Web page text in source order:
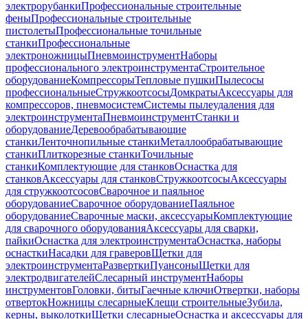
электрорубанкиПрофессиональные строительные
феныПрофессиональные строительные
пистолетыПрофессиональные точильные
станкиПрофессиональные
электроножницыПневмоинструментНаборы
профессионального электроинструментаСтроительное
оборудованиеКомпрессорыТепловые пушкиПылесосы
профессиональныеСтружкоотсосыДомкратыАксессуары для
компрессоров, пневмосистемСистемы пылеудаления для
электроинструментаПневмоинструментСтанки и
оборудованиеДеревообрабатывающие
станкиЛенточнопильные станкиМеталлообрабатывающие
станкиПлиткорезные станкиТочильные
станкиКомплектующие для станковОснастка для
станковАксессуары для станковСтружкоотсосыАксессуары
для стружкоотсосовСварочное и паяльное
оборудованиеСварочное оборудованиеПаяльное
оборудованиеСварочные маски, аксессуарыКомплектующие
для сварочного оборудованияАксессуары для сварки,
пайкиОснастка для электроинструментаОснастка, наборы
оснасткиНасадки для граверовЩетки для
электроинструментаРазверткиПуансоныЩетки для
электродвигателейСлесарный инструментНаборы
инструментовГоловки, битыГаечные ключиОтвертки, наборы
отвертокНожницы слесарныеКлещи строительныеЗубила,
керны, выколоткиЩетки слесарныеОснастка и аксессуары для